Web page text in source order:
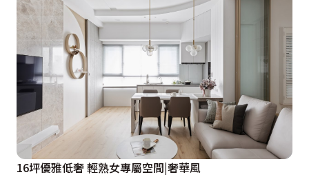
16坪優雅低奢 輕熟女專屬空間|奢華風